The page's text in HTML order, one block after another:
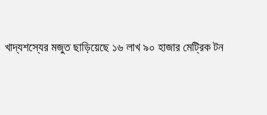
খাদ্যশস্যের মজুত ছাড়িয়েছে ১৬ লাখ ৯০ হাজার মেট্রিক টন